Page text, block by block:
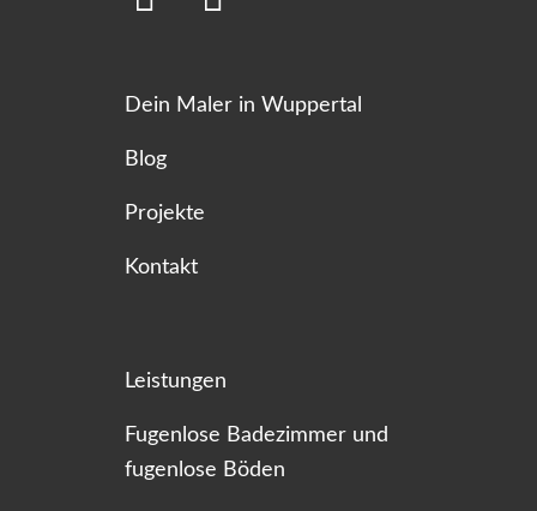
Dein Maler in Wuppertal
Blog
Projekte
Kontakt
Leistungen
Fugenlose Badezimmer und
fugenlose Böden